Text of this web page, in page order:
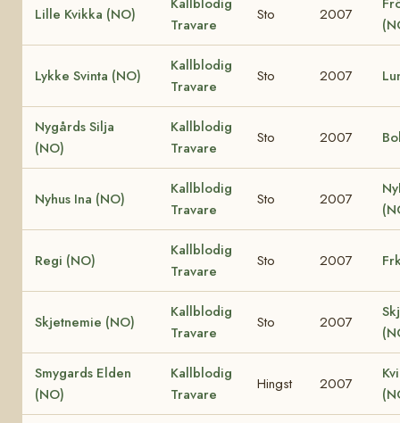
Lille Kvikka (NO)
Travare
Sto 2007
Lykke Svinta (NO)
Kallblodig
Travare
Sto 2007
Nygårds Silja
(NO)
Kallblodig
Travare
Sto 2007
Nyhus Ina (NO)
Kallblodig
Travare
Sto 2007
Regi (NO)
Kallblodig
Travare
Sto 2007
Skjetnemie (NO)
Kallblodig
Travare
Sto 2007
Smygards Elden
(NO)
Kallblodig
Travare
Hingst 2007